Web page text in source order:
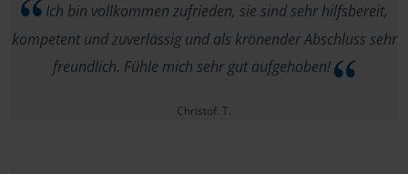
Ich bin vollkommen zufrieden, sie sind sehr hilfsbereit,
kompetent und zuverlässig und als krönender Abschluss sehr
freundlich. Fühle mich sehr gut aufgehoben!
Christof. T.